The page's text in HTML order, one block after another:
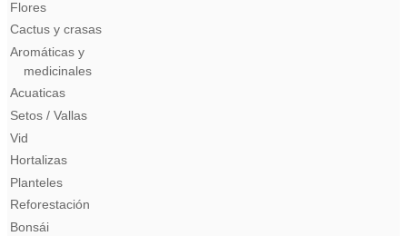
Flores
Cactus y crasas
Aromáticas y
medicinales
Acuaticas
Setos / Vallas
Vid
Hortalizas
Planteles
Reforestación
Bonsái